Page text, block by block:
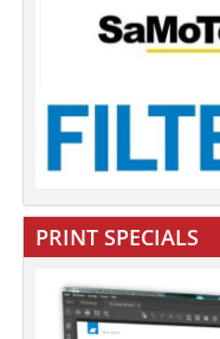
PRINT SPECIALS